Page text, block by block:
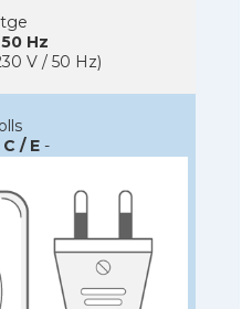
Hz
V / 50 Hz)
C / E -